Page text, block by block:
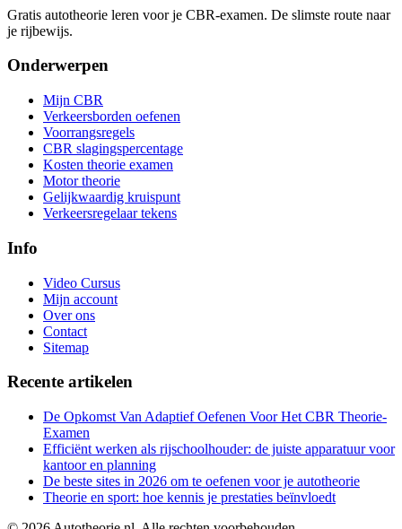
Gratis autotheorie leren voor je CBR-examen. De slimste route naar
je rijbewijs.
Onderwerpen
Mijn CBR
Verkeersborden oefenen
Voorrangsregels
CBR slagingspercentage
Kosten theorie examen
Motor theorie
Gelijkwaardig kruispunt
Verkeersregelaar tekens
Info
Video Cursus
Mijn account
Over ons
Contact
Sitemap
Recente artikelen
De Opkomst Van Adaptief Oefenen Voor Het CBR Theorie-
Examen
Efficiënt werken als rijschoolhouder: de juiste apparatuur voor
kantoor en planning
De beste sites in 2026 om te oefenen voor je autotheorie
Theorie en sport: hoe kennis je prestaties beïnvloedt